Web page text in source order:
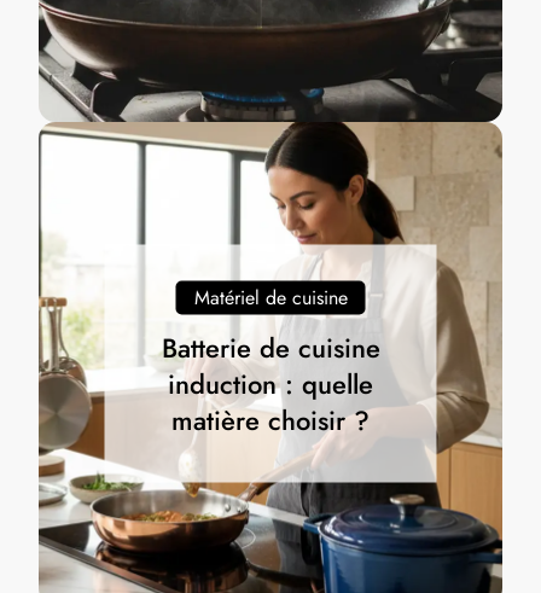
Matériel de cuisine
Batterie de cuisine
induction : quelle
matière choisir ?